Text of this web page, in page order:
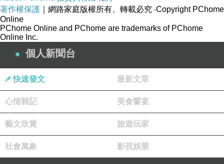
著作權保護 ｜網路家庭版權所有、轉載必究 ‧Copyright PChome
Online
PChome Online and PChome are trademarks of PChome
Online Inc.
個人新聞台
快速發文 最新文章
心情雜記 美食饗宴
藝文欣賞 旅遊玩家
社會萬象 影視娛樂